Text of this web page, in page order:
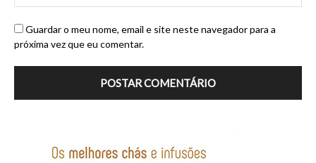
Guardar o meu nome, email e site neste navegador para a
próxima vez que eu comentar.